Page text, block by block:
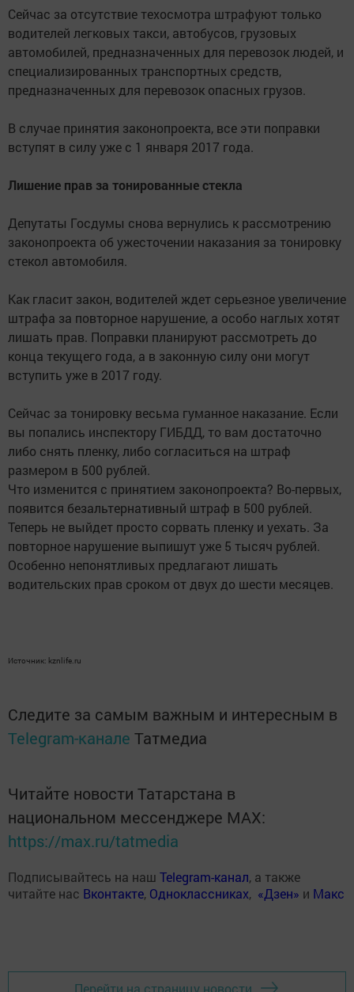
Сейчас за отсутствие техосмотра штрафуют только
водителей легковых такси, автобусов, грузовых
автомобилей, предназначенных для перевозок людей, и
специализированных транспортных средств,
предназначенных для перевозок опасных грузов.
В случае принятия законопроекта, все эти поправки
вступят в силу уже с 1 января 2017 года.
Лишение прав за тонированные стекла
Депутаты Госдумы снова вернулись к рассмотрению
законопроекта об ужесточении наказания за тонировку
стекол автомобиля.
Как гласит закон, водителей ждет серьезное увеличение
штрафа за повторное нарушение, а особо наглых хотят
лишать прав. Поправки планируют рассмотреть до
конца текущего года, а в законную силу они могут
вступить уже в 2017 году.
Сейчас за тонировку весьма гуманное наказание. Если
вы попались инспектору ГИБДД, то вам достаточно
либо снять пленку, либо согласиться на штраф
размером в 500 рублей.
Что изменится с принятием законопроекта? Во-первых,
появится безальтернативный штраф в 500 рублей.
Теперь не выйдет просто сорвать пленку и уехать. За
повторное нарушение выпишут уже 5 тысяч рублей.
Особенно непонятливых предлагают лишать
водительских прав сроком от двух до шести месяцев.
Источник: kznlife.ru
Следите за самым важным и интересным в
Telegram-канале Татмедиа
Читайте новости Татарстана в
национальном мессенджере MАХ:
https://max.ru/tatmedia
Подписывайтесь на наш Telegram-канал, а также
читайте нас Вконтакте, Одноклассниках, «Дзен» и Макс
Перейти на страницу новости